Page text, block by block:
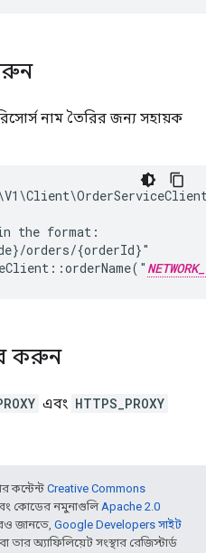
নাম তৈরির জন্য সহায়ক
the format:
orders/{orderId}"
করুন
এবং HTTPS_PROXY
কন্টেন্ট Creative Commons
কোডের নমুনাগুলিApache 2.0
জানতে, Google Developers সাইট
অ্যাফিলিয়েট সংস্থার রেজিস্টার্ড